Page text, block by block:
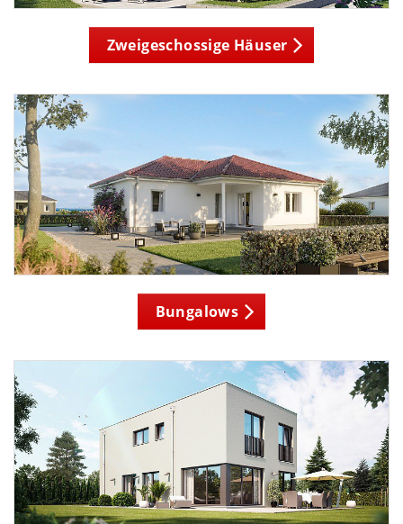
Zweigeschossige Häuser
Bungalows